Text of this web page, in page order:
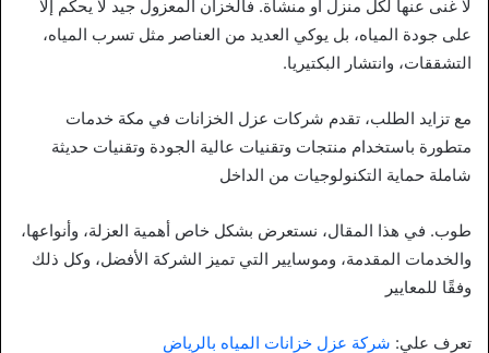
لا غنى عنها لكل منزل أو منشأة. فالخزان المعزول جيد لا يحكم إلا
على جودة المياه، بل يوكي العديد من العناصر مثل تسرب المياه،
التشققات، وانتشار البكتيريا.
مع تزايد الطلب، تقدم شركات عزل الخزانات في مكة خدمات
متطورة باستخدام منتجات وتقنيات عالية الجودة وتقنيات حديثة
شاملة حماية التكنولوجيات من الداخل
طوب. في هذا المقال، نستعرض بشكل خاص أهمية العزلة، وأنواعها،
والخدمات المقدمة، وموسايير التي تميز الشركة الأفضل، وكل ذلك
وفقًا للمعايير
تعرف علي: شركة عزل خزانات المياه بالرياض